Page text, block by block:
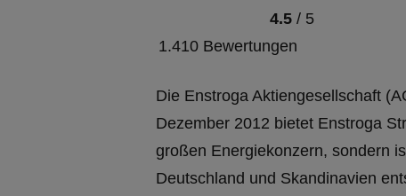
4.5 / 5
1.410 Bewertungen
Die Enstroga Aktiengesellschaft
Dezember 2012 bietet Enstroga
großen Energiekonzern, sondern
Deutschland und Skandinavien